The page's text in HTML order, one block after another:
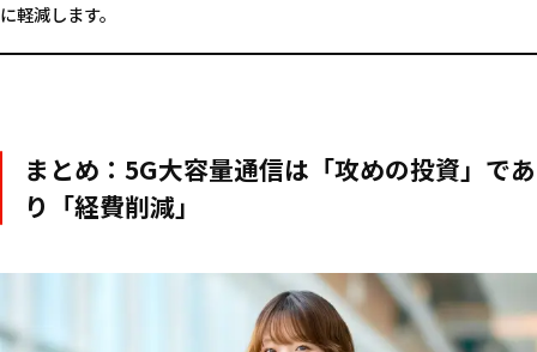
に軽減します。
まとめ：5G大容量通信は「攻めの投資」であ
り「経費削減」